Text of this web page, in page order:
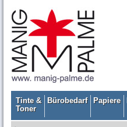
Tinte &
Toner
Bürobedarf Papiere